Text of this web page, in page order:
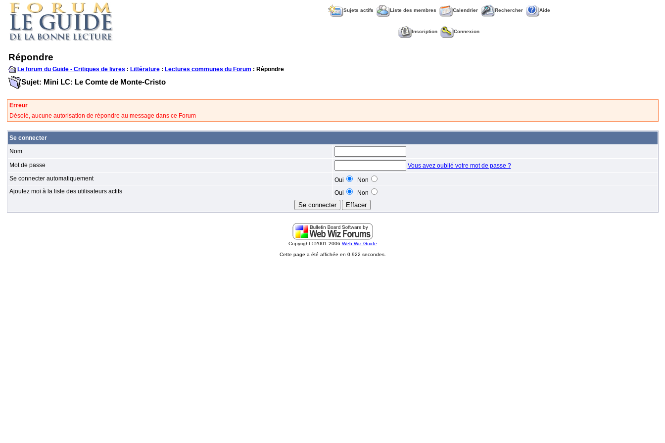
Sujets actifs Liste des membres Calendrier Rechercher Aide
Inscription Connexion
Répondre
Le forum du Guide - Critiques de livres : Littérature: Lectures communes du Forum : Répondre
Sujet: Mini LC: Le Comte de Monte-Cristo
Erreur
Désolé, aucune autorisation de répondre au message dans ce Forum
Se connecter
Nom
Mot de passe
Vous avez oublié votre mot de passe ?
Se connecter automatiquement
Oui
Non
Ajoutez moi à la liste des utilisateurs actifs
Oui Non
Copyright ©2001-2006 Web Wiz Guide
Cette page a été affichée en 0.922 secondes.